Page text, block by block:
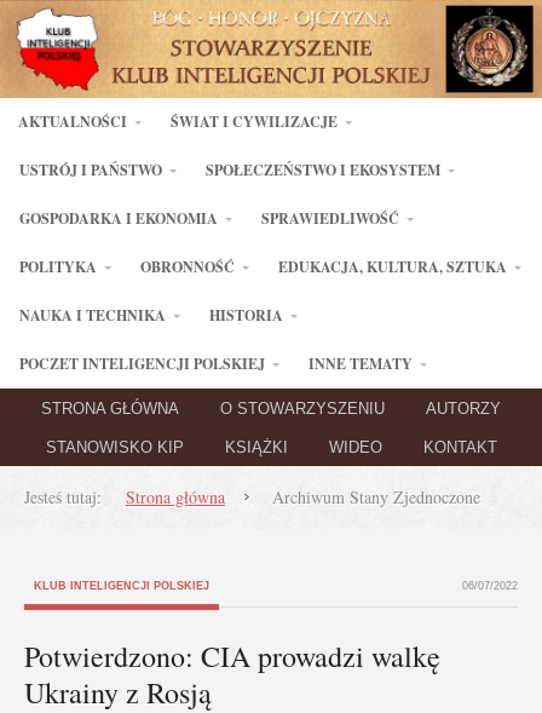
AKTUALNOŚCI ŚWIAT I CYWILIZACJE
USTRÓJ I PAŃSTWO SPOŁECZEŃSTWO I EKOSYSTEM
GOSPODARKA I EKONOMIA SPRAWIEDLIWOŚĆ
POLITYKA OBRONNOŚĆ EDUKACJA, KULTURA, SZTUKA
NAUKA I TECHNIKA HISTORIA
POCZET INTELIGENCJI POLSKIEJ INNE TEMATY
STRONA GŁÓWNA O STOWARZYSZENIU AUTORZY
STANOWISKO KIP KSIĄŻKI WIDEO KONTAKT
Jesteś tutaj: Strona główna Archiwum Stany Zjednoczone
KLUB INTELIGENCJI POLSKIEJ 06/07/2022
Potwierdzono: CIA prowadzi walkę
Ukrainy z Rosją